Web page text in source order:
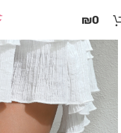
זֶה
מַעֲרֶכֶת
"המרכז
הישראלי
לְהַנְגָּשָׁת
אָתָרִים".
הַמְּסַיַּעַת
לִנְגִישׁוּת
₪0